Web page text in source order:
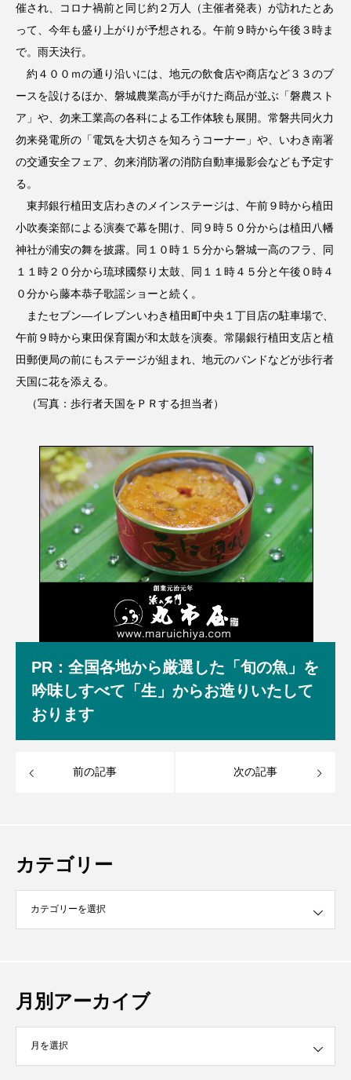
催され、コロナ禍前と同じ約２万人（主催者発表）が訪れたとあ
って、今年も盛り上がりが予想される。午前９時から午後３時ま
で。雨天決行。
約４００ｍの通り沿いには、地元の飲食店や商店など３３のブ
ースを設けるほか、磐城農業高が手がけた商品が並ぶ「磐農スト
ア」や、勿来工業高の各科による工作体験も展開。常磐共同火力
勿来発電所の「電気を大切さを知ろうコーナー」や、いわき南署
の交通安全フェア、勿来消防署の消防自動車撮影会なども予定す
る。
東邦銀行植田支店わきのメインステージは、午前９時から植田
小吹奏楽部による演奏で幕を開け、同９時５０分からは植田八幡
神社が浦安の舞を披露。同１０時１５分から磐城一高のフラ、同
１１時２０分から琉球國祭り太鼓、同１１時４５分と午後０時４
０分から藤本恭子歌謡ショーと続く。
またセブン―イレブンいわき植田町中央１丁目店の駐車場で、
午前９時から東田保育園が和太鼓を演奏。常陽銀行植田支店と植
田郵便局の前にもステージが組まれ、地元のバンドなどが歩行者
天国に花を添える。
（写真：歩行者天国をＰＲする担当者）
PR：全国各地から厳選した「旬の魚」を
吟味しすべて「生」からお造りいたして
おります
前の記事 次の記事
カテゴリー
月別アーカイブ